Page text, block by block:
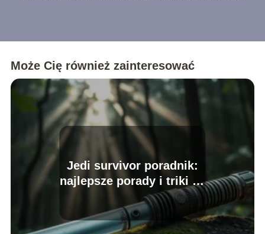
Może Cię również zainteresować
Jedi survivor poradnik:
najlepsze porady i triki na
start